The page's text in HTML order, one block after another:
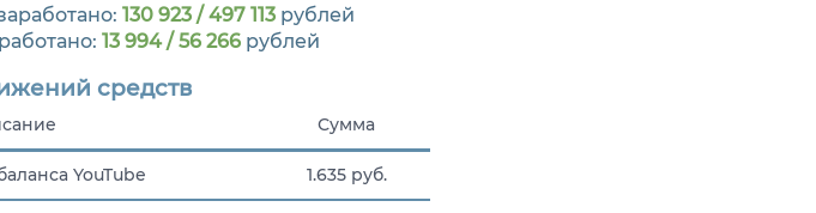
130 923 / 497 113 рублей
13 994 / 56 266рублей
средств
Сумма
YouTube 1.635 руб.